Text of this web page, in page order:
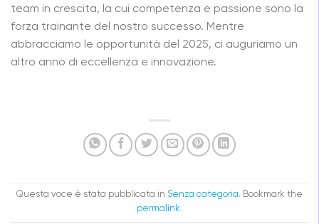
team in crescita, la cui competenza e passione sono la
forza trainante del nostro successo. Mentre
abbracciamo le opportunità del 2025, ci auguriamo un
altro anno di eccellenza e innovazione.
Questa voce è stata pubblicata in Senza categoria. Bookmark the
permalink.